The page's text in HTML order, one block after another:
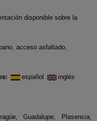
disponible sobre la
acceso asfaltado,
español inglés
Guadalupe, Plasencia,